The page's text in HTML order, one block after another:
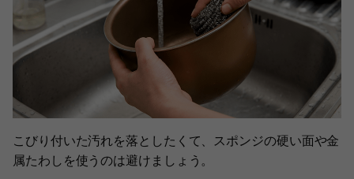
こびり付いた汚れを落としたくて、スポンジの硬い面や金
属たわしを使うのは避けましょう。